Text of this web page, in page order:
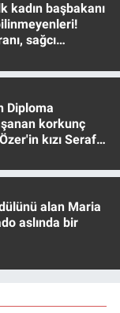
kadın başbakanı
sağcı
Diploma
korkunç
kızı Seraf
alan Maria
aslında bir